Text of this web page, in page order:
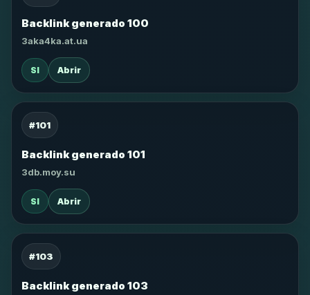
Backlink generado 100
3aka4ka.at.ua
SI Abrir
#101
Backlink generado 101
3db.moy.su
SI Abrir
#103
Backlink generado 103